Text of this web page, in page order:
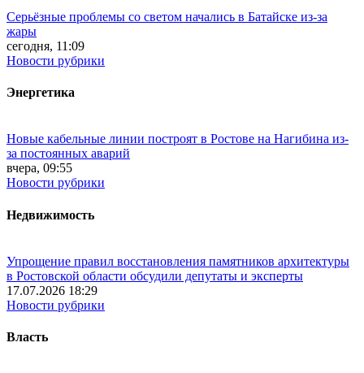
Серьёзные проблемы со светом начались в Батайске из-за
жары
сегодня, 11:09
Новости рубрики
Энергетика
Новые кабельные линии построят в Ростове на Нагибина из-
за постоянных аварий
вчера, 09:55
Новости рубрики
Недвижимость
Упрощение правил восстановления памятников архитектуры
в Ростовской области обсудили депутаты и эксперты
17.07.2026 18:29
Новости рубрики
Власть